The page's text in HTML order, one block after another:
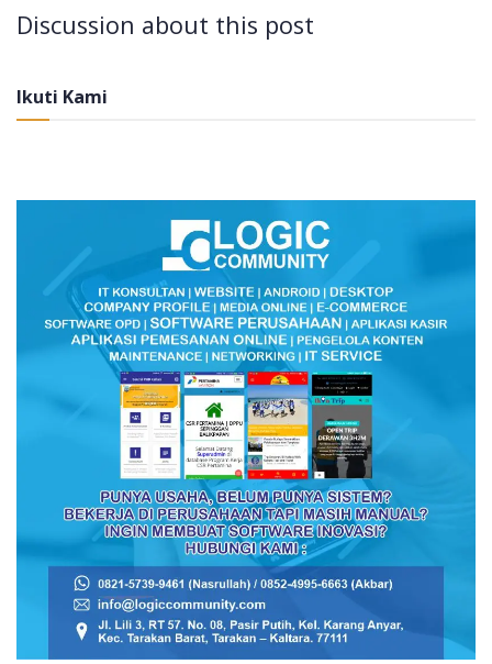
Discussion about this post
Ikuti Kami